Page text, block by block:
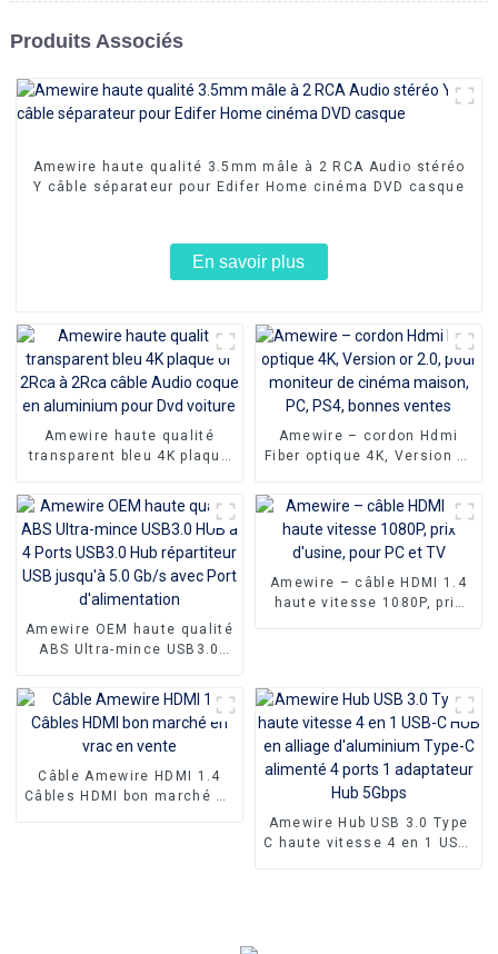
Produits Associés
Amewire haute qualité 3.5mm mâle à 2 RCA Audio stéréo
Y câble séparateur pour Edifer Home cinéma DVD casque
En savoir plus
Amewire haute qualité
transparent bleu 4K plaqué
coque en aluminium pour
Dvd voiture
Amewire – cordon Hdmi
Fiber optique 4K, Version or
cinéma maison, PC, PS4,
bonnes ventes
Amewire OEM haute qualité
ABS Ultra-mince USB3.0
répartiteur USB jusqu'à 5.0
Gb/s avec Port
d'alimentation
Amewire – câble HDMI 1.4
haute vitesse 1080P, prix
Câble Amewire HDMI 1.4
Câbles HDMI bon marché en
Amewire Hub USB 3.0 Type
C haute vitesse 4 en 1 USB-